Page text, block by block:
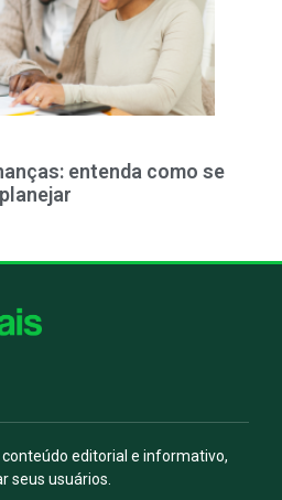
entenda como se
planejar
editorial e informativo,
seus usuários.